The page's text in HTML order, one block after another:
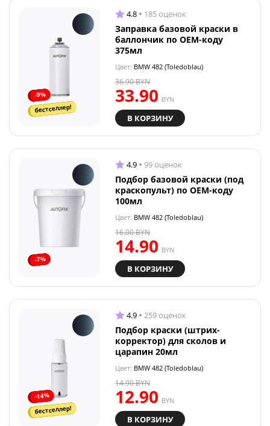
-9%
бестселлер!
4.8 185 оценок
Заправка базовой краски в
баллончик по OEM-коду
375мл
Цвет: BMW 482 (Toledoblau)
33.90 BYN
36.90BYN
В КОРЗИНУ
-7%
4.9 99 оценок
Подбор базовой краски (под
краскопульт) по OEM-коду
100мл
Цвет: BMW 482 (Toledoblau)
14.90 BYN
16.00BYN
В КОРЗИНУ
-14%
бестселлер!
4.9 259 оценок
Подбор краски (штрих-
корректор) для сколов и
царапин 20мл
Цвет: BMW 482 (Toledoblau)
12.90 BYN
14.90BYN
В КОРЗИНУ